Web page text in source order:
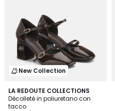
New Collection
LA REDOUTE COLLECTIONS
Décolleté in poliuretano con
tacco